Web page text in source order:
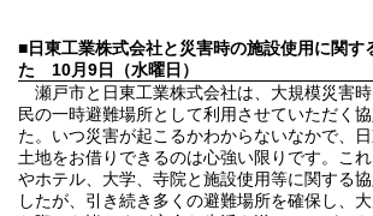
■日東工業株式会社と災害時の施設使用に関す
た 10月9日（水曜日）
瀬戸市と日東工業株式会社は、大規模災害
民の一時避難場所として利用させていただく
た。いつ災害が起こるかわからないなかで、
土地をお借りできるのは心強い限りです。こ
やホテル、大学、寺院と施設使用等に関する
したが、引き続き多くの避難場所を確保し、